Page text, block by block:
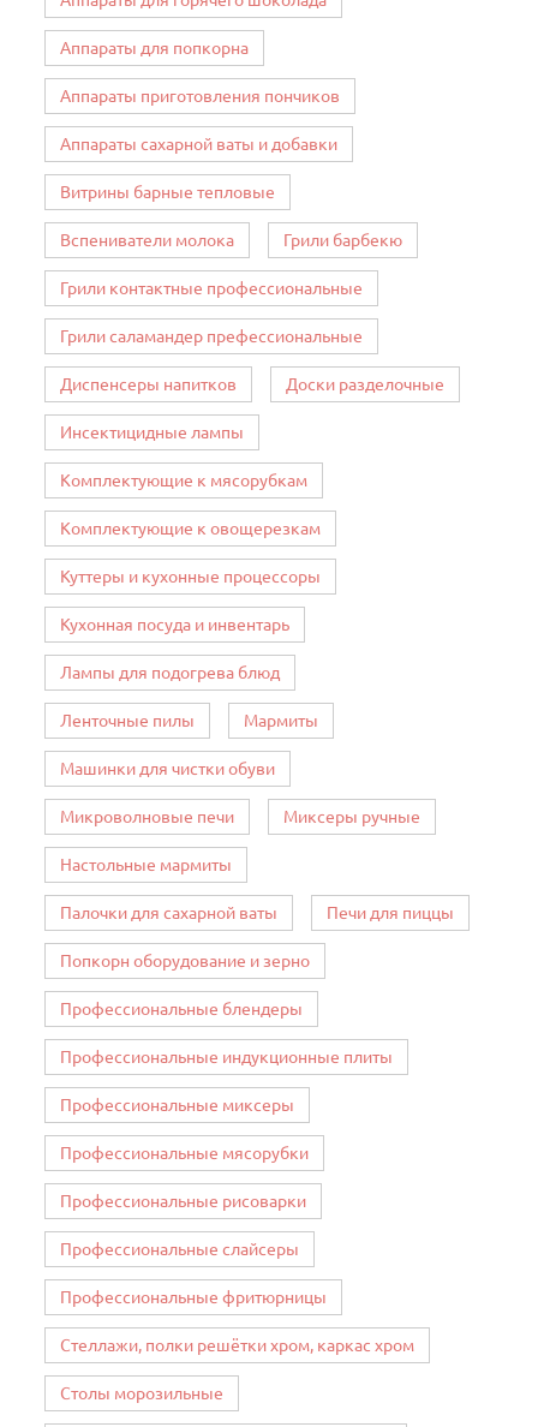
Аппараты для попкорна
Аппараты приготовления пончиков
Аппараты сахарной ваты и добавки
Витрины барные тепловые
Вспениватели молока Грили барбекю
Грили контактные профессиональные
Грили саламандер префессиональные
Диспенсеры напитков Доски разделочные
Инсектицидные лампы
Комплектующие к мясорубкам
Комплектующие к овощерезкам
Куттеры и кухонные процессоры
Кухонная посуда и инвентарь
Лампы для подогрева блюд
Ленточные пилы Мармиты
Машинки для чистки обуви
Микроволновые печи Миксеры ручные
Настольные мармиты
Палочки для сахарной ваты Печи для пиццы
Попкорн оборудование и зерно
Профессиональные блендеры
Профессиональные индукционные плиты
Профессиональные миксеры
Профессиональные мясорубки
Профессиональные рисоварки
Профессиональные слайсеры
Профессиональные фритюрницы
Стеллажи, полки решётки хром, каркас хром
Столы морозильные